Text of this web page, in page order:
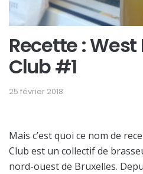
Recette :
Club #1
25 février 2018
Mais c’est quoi ce nom de
Club est un collectif de
nord-ouest de Bruxelles.